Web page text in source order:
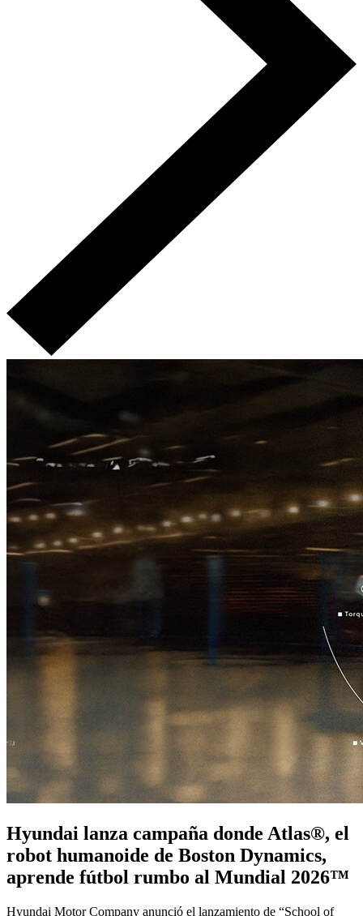
Hyundai lanza campaña donde Atlas®, el
robot humanoide de Boston Dynamics,
aprende fútbol rumbo al Mundial 2026™
Hyundai Motor Company anunció el lanzamiento de “School of